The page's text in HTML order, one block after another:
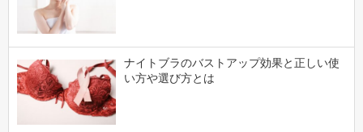
ナイトブラのバストアップ効果と正しい使
い方や選び方とは